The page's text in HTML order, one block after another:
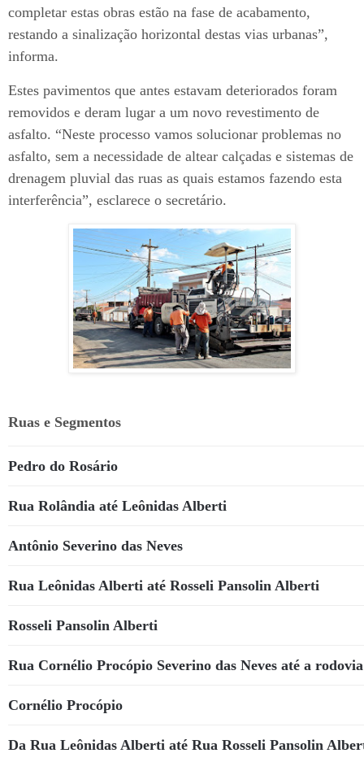
completar estas obras estão na fase de acabamento,
restando a sinalização horizontal destas vias urbanas”,
informa.
Estes pavimentos que antes estavam deteriorados foram
removidos e deram lugar a um novo revestimento de
asfalto. “Neste processo vamos solucionar problemas no
asfalto, sem a necessidade de altear calçadas e sistemas de
drenagem pluvial das ruas as quais estamos fazendo esta
interferência”, esclarece o secretário.
Ruas e Segmentos
Pedro do Rosário
Rua Rolândia até Leônidas Alberti
Antônio Severino das Neves
Rua Leônidas Alberti até Rosseli Pansolin Alberti
Rosseli Pansolin Alberti
Rua Cornélio Procópio Severino das Neves até a rodovia
Cornélio Procópio
Da Rua Leônidas Alberti até Rua Rosseli Pansolin